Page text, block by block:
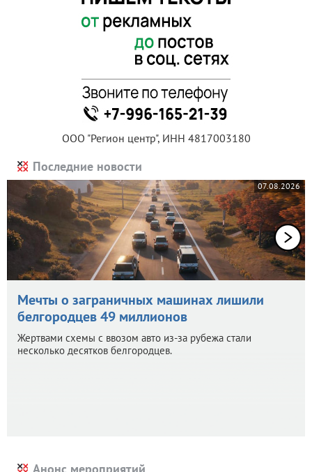
ООО "Регион центр", ИНН 4817003180
Последние новости
07.08.2026
Мечты о заграничных машинах лишили
белгородцев 49 миллионов
Жертвами схемы с ввозом авто из-за рубежа стали
несколько десятков белгородцев.